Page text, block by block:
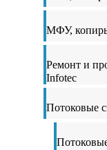
МФУ,
Ремонт и
Infotec
Потоковые